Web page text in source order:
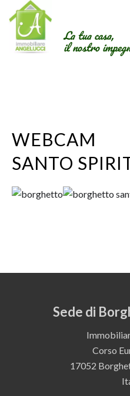
La tua casa,
il nostro
WEBCAM
SANTO
Sede di
Corso
17052